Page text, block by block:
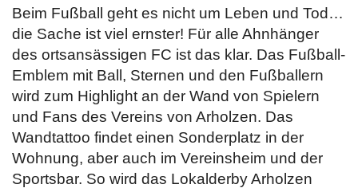
Beim Fußball geht es nicht um Leben und Tod…
die Sache ist viel ernster! Für alle Ahnhänger
des ortsansässigen FC ist das klar. Das Fußball-
Emblem mit Ball, Sternen und den Fußballern
wird zum Highlight an der Wand von Spielern
und Fans des Vereins von Arholzen. Das
Wandtattoo findet einen Sonderplatz in der
Wohnung, aber auch im Vereinsheim und der
Sportsbar. So wird das Lokalderby Arholzen